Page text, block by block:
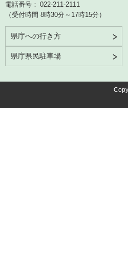
電話番号： 022-211-2111
（受付時間 8時30分～17時15分）
県庁への行き方
県庁県民駐車場